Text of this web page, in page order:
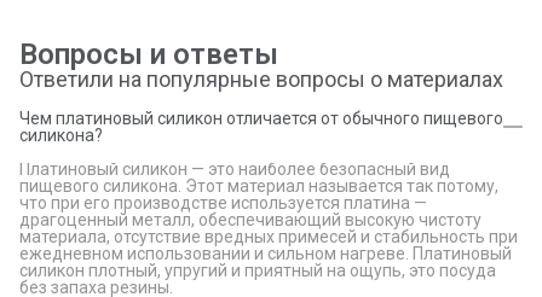
Вопросы и ответы
Ответили на популярные вопросы о материалах
Чем платиновый силикон отличается от обычного пищевого
силикона?
Платиновый силикон — это наиболее безопасный вид
пищевого силикона. Этот материал называется так потому,
что при его производстве используется платина —
драгоценный металл, обеспечивающий высокую чистоту
материала, отсутствие вредных примесей и стабильность при
ежедневном использовании и сильном нагреве. Платиновый
силикон плотный, упругий и приятный на ощупь, это посуда
без запаха резины.